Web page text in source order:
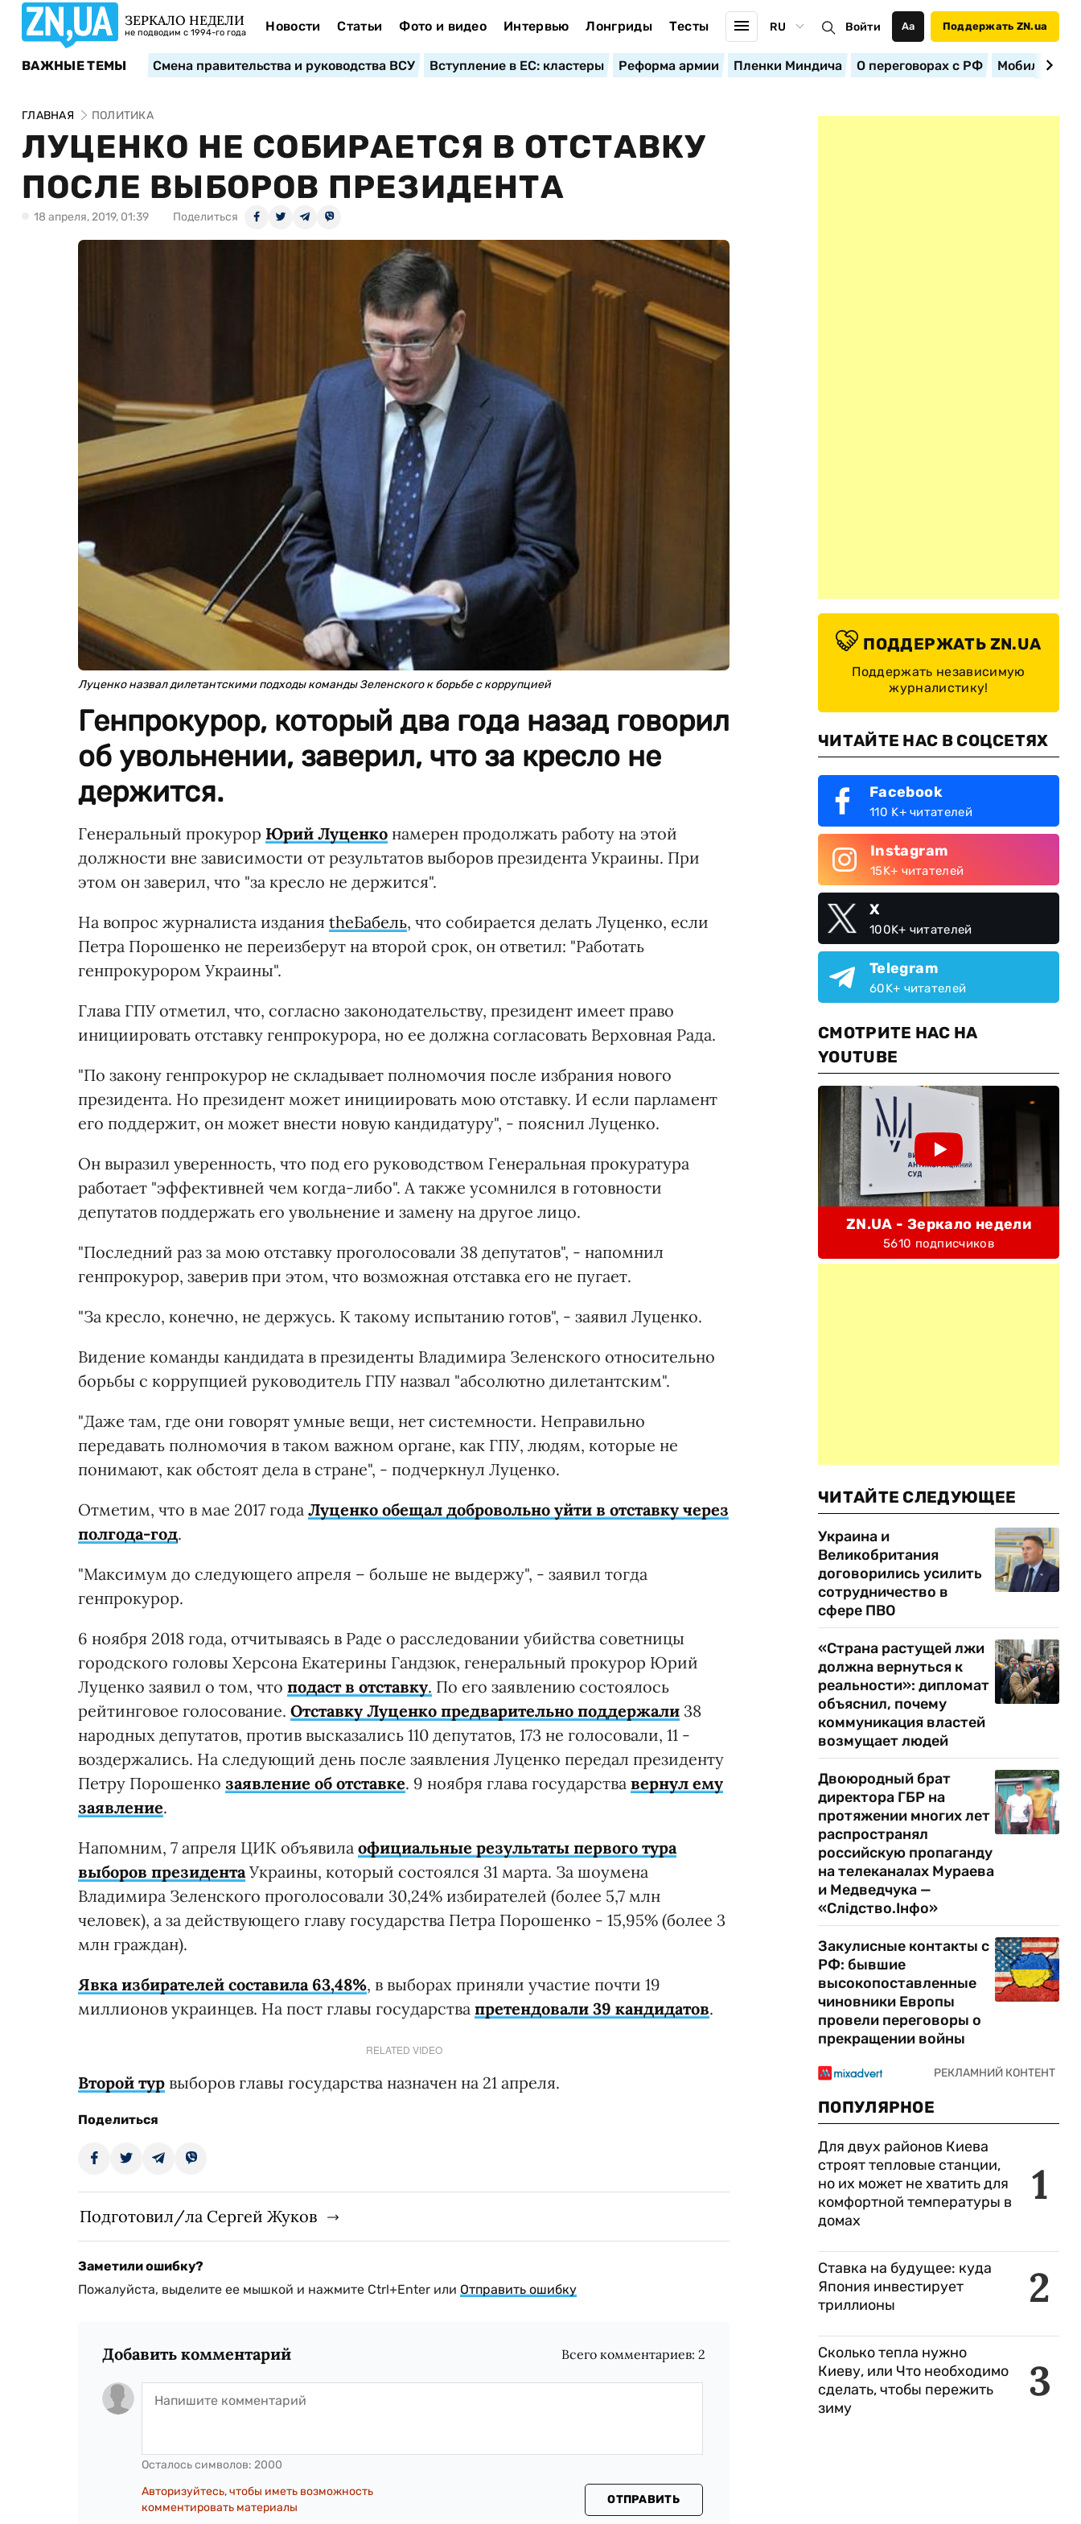
ЗЕРКАЛО НЕДЕЛИ
не подводим с 1994-го года Новости Статьи Фото и видео Интервью Лонгриды Тесты RU Войти Аа Поддержать ZN.ua
ВАЖНЫЕ ТЕМЫ Смена правительства и руководства ВСУ Вступление в ЕС: кластеры Реформа армии Пленки Миндича О переговорах с РФ
ГЛАВНАЯ ПОЛИТИКА
ЛУЦЕНКО НЕ СОБИРАЕТСЯ В ОТСТАВКУ
ПОСЛЕ ВЫБОРОВ ПРЕЗИДЕНТА
18 апреля, 2019, 01:39 Поделиться
Луценко назвал дилетантскими подходы команды Зеленского к борьбе с коррупцией
Генпрокурор, который два года назад говорил
об увольнении, заверил, что за кресло не
держится.
Генеральный прокурор Юрий Луценко намерен продолжать работу на этой
должности вне зависимости от результатов выборов президента Украины. При
этом он заверил, что "за кресло не держится".
На вопрос журналиста издания theБабель, что собирается делать Луценко, если
Петра Порошенко не переизберут на второй срок, он ответил: "Работать
генпрокурором Украины".
Глава ГПУ отметил, что, согласно законодательству, президент имеет право
инициировать отставку генпрокурора, но ее должна согласовать Верховная Рада.
"По закону генпрокурор не складывает полномочия после избрания нового
президента. Но президент может инициировать мою отставку. И если парламент
его поддержит, он может внести новую кандидатуру", - пояснил Луценко.
Он выразил уверенность, что под его руководством Генеральная прокуратура
работает "эффективней чем когда-либо". А также усомнился в готовности
депутатов поддержать его увольнение и замену на другое лицо.
"Последний раз за мою отставку проголосовали 38 депутатов", - напомнил
генпрокурор, заверив при этом, что возможная отставка его не пугает.
"За кресло, конечно, не держусь. К такому испытанию готов", - заявил Луценко.
Видение команды кандидата в президенты Владимира Зеленского относительно
борьбы с коррупцией руководитель ГПУ назвал "абсолютно дилетантским".
"Даже там, где они говорят умные вещи, нет системности. Неправильно
передавать полномочия в таком важном органе, как ГПУ, людям, которые не
понимают, как обстоят дела в стране", - подчеркнул Луценко.
Отметим, что в мае 2017 года Луценко обещал добровольно уйти в отставку через
полгода-год.
"Максимум до следующего апреля – больше не выдержу", - заявил тогда
генпрокурор.
6 ноября 2018 года, отчитываясь в Раде о расследовании убийства советницы
городского головы Херсона Екатерины Гандзюк, генеральный прокурор Юрий
Луценко заявил о том, что подаст в отставку. По его заявлению состоялось
рейтинговое голосование. Отставку Луценко предварительно поддержали 38
народных депутатов, против высказались 110 депутатов, 173 не голосовали, 11 -
воздержались. На следующий день после заявления Луценко передал президенту
Петру Порошенко заявление об отставке. 9 ноября глава государства вернул ему
заявление.
Напомним, 7 апреля ЦИК объявила официальные результаты первого тура
выборов президента Украины, который состоялся 31 марта. За шоумена
Владимира Зеленского проголосовали 30,24% избирателей (более 5,7 млн
человек), а за действующего главу государства Петра Порошенко - 15,95% (более 3
млн граждан).
Явка избирателей составила 63,48%, в выборах приняли участие почти 19
миллионов украинцев. На пост главы государства претендовали 39 кандидатов.
RELATED VIDEO
Второй тур выборов главы государства назначен на 21 апреля.
Поделиться
Подготовил/ла Сергей Жуков
Заметили ошибку?
Пожалуйста, выделите ее мышкой и нажмите Ctrl+Enter или Отправить ошибку
Добавить комментарий Всего комментариев: 2
Осталось символов: 2000
Авторизуйтесь, чтобы иметь возможность
комментировать материалы
ОТПРАВИТЬ
ПОДДЕРЖАТЬ ZN.UA
Поддержать независимую
журналистику!
ЧИТАЙТЕ НАС В СОЦСЕТЯХ
Facebook
110 K+ читателей
Instagram
15K+ читателей
X
100K+ читателей
Telegram
60K+ читателей
СМОТРИТЕ НАС НА
YOUTUBE
ZN.UA - Зеркало недели
5610 подписчиков
ЧИТАЙТЕ СЛЕДУЮЩЕЕ
Украина и
Великобритания
договорились усилить
сотрудничество в
сфере ПВО
«Страна растущей лжи
должна вернуться к
реальности»: дипломат
объяснил, почему
коммуникация властей
возмущает людей
Двоюродный брат
директора ГБР на
протяжении многих лет
распространял
российскую пропаганду
на телеканалах Мураева
и Медведчука —
«Слідство.Інфо»
Закулисные контакты с
РФ: бывшие
высокопоставленные
чиновники Европы
провели переговоры о
прекращении войны
ПОПУЛЯРНОЕ
1
Для двух районов Киева
строят тепловые станции,
но их может не хватить для
комфортной температуры в
домах
2
Ставка на будущее: куда
Япония инвестирует
триллионы
3
Сколько тепла нужно
Киеву, или Что необходимо
сделать, чтобы пережить
зиму